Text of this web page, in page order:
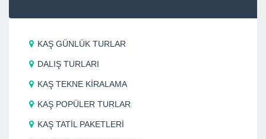
KAŞ GÜNLÜK TURLAR
DALIŞ TURLARI
KAŞ TEKNE KİRALAMA
KAŞ POPÜLER TURLAR
KAŞ TATİL PAKETLERİ